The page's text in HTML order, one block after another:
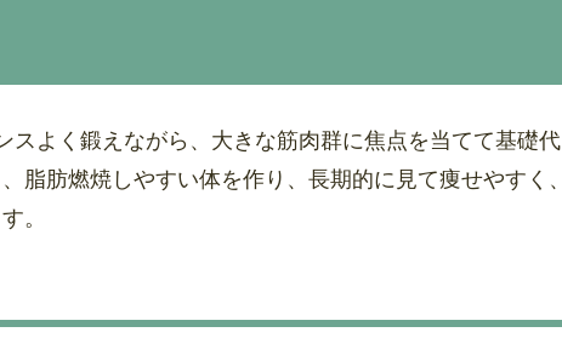
スよく鍛えながら、大きな筋肉群に焦点を当てて基礎代
脂肪燃焼しやすい体を作り、長期的に見て痩せやすく、
。